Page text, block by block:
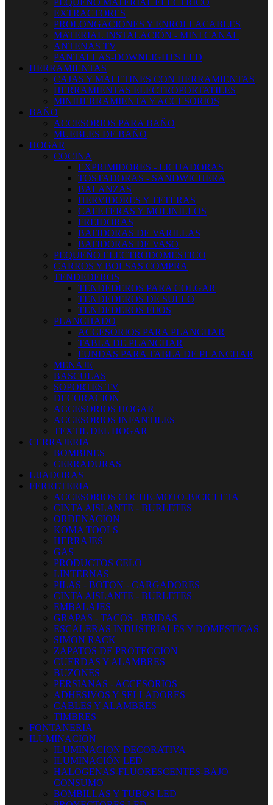
PEQUEÑO MATERIAL ELECTRICO
EXTRACTORES
PROLONGACIONES Y ENROLLACABLES
MATERIAL INSTALACIÓN - MINI CANAL
ANTENAS TV
PANTALLAS-DOWNLIGHTS LED
HERRAMIENTAS
CAJAS Y MALETINES CON HERRAMIENTAS
HERRAMIENTAS ELECTROPORTATILES
MINIHERRAMIENTA Y ACCESORIOS
BAÑO
ACCESORIOS PARA BAÑO
MUEBLES DE BAÑO
HOGAR
COCINA
EXPRIMIDORES - LICUADORAS
TOSTADORAS - SANDWICHERA
BALANZAS
HERVIDORES Y TETERAS
CAFETERAS Y MOLINILLOS
FREIDORAS
BATIDORAS DE VARILLAS
BATIDORAS DE VASO
PEQUEÑO ELECTRODOMESTICO
CARROS Y BOLSAS COMPRA
TENDEDEROS
TENDEDEROS PARA COLGAR
TENDEDEROS DE SUELO
TENDEDEROS FIJOS
PLANCHADO
ACCESORIOS PARA PLANCHAR
TABLA DE PLANCHAR
FUNDAS PARA TABLA DE PLANCHAR
MENAJE
BASCULAS
SOPORTES TV
DECORACION
ACCESORIOS HOGAR
ACCESORIOS INFANTILES
TEXTIL DEL HOGAR
CERRAJERIA
BOMBINES
CERRADURAS
LIJADORAS
FERRETERIA
ACCESORIOS COCHE-MOTO-BICICLETA
CINTA AISLANTE - BURLETES
ORDENACION
KOMA TOOLS
HERRAJES
GAS
PRODUCTOS CELO
LINTERNAS
PILAS - BOTON - CARGADORES
CINTA AISLANTE - BURLETES
EMBALAJES
GRAPAS - TACOS - BRIDAS
ESCALERAS INDUSTRIALES Y DOMESTICAS
SIMON RACK
ZAPATOS DE PROTECCION
CUERDAS Y ALAMBRES
BUZONES
PERSIANAS - ACCESORIOS
ADHESIVOS Y SELLADORES
CABLES Y ALAMBRES
TIMBRES
FONTANERIA
ILUMINACION
ILUMINACION DECORATIVA
ILUMINACIÓN LED
HALOGENAS-FLUORESCENTES-BAJO
CONSUMO
BOMBILLAS Y TUBOS LED